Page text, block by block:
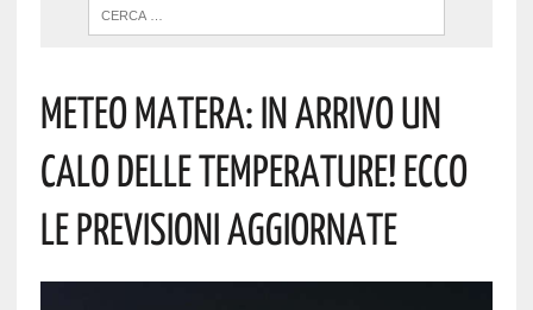
Meteo Matera: In Arrivo Un
Calo Delle Temperature! Ecco
Le Previsioni Aggiornate